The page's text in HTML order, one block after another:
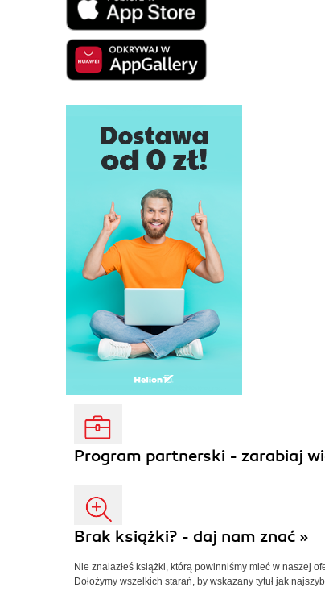
Program partnerski - zarabiaj
Brak książki? - daj nam znać »
Nie znalazłeś książki, którą powinniśmy mieć w naszej
Dołożymy wszelkich starań, by wskazany tytuł jak